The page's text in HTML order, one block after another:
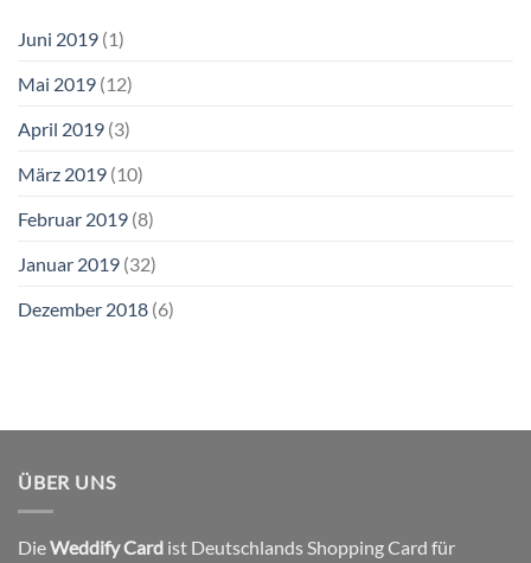
Juni 2019 (1)
Mai 2019 (12)
April 2019 (3)
März 2019 (10)
Februar 2019 (8)
Januar 2019 (32)
Dezember 2018 (6)
ÜBER UNS
DieWeddify Card ist Deutschlands Shopping Card für